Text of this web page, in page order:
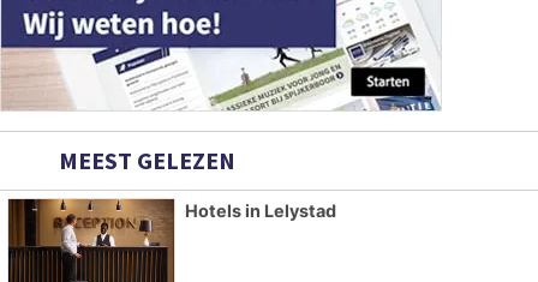
MEEST GELEZEN
Hotels in Lelystad